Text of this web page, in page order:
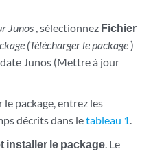
Junos , sélectionnez Fichier
(Télécharger le package)
Junos (Mettre à jour
le package, entrez les
décrits dans letableau 1.
installer le package. Le